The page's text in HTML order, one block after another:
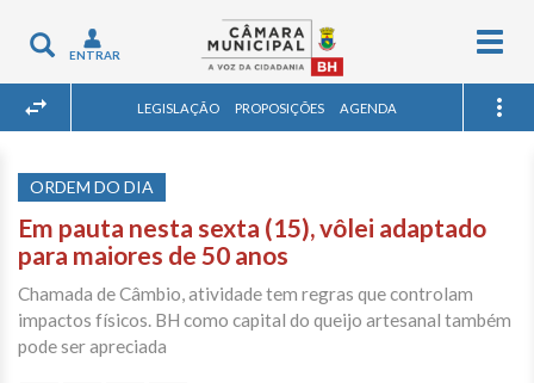
Toggle
navigation
ENTRAR
LEGISLAÇÃO PROPOSIÇÕES AGENDA
ORDEM DO DIA
Em pauta nesta sexta (15), vôlei adaptado
para maiores de 50 anos
Chamada de Câmbio, atividade tem regras que controlam
impactos físicos. BH como capital do queijo artesanal também
pode ser apreciada